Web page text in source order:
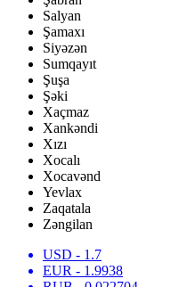
Salyan
Şamaxı
Siyəzən
Sumqayıt
Şuşa
Şəki
Xaçmaz
Xankəndi
Xızı
Xocalı
Xocavənd
Yevlax
Zaqatala
Zəngilan
USD - 1.7
EUR - 1.9938